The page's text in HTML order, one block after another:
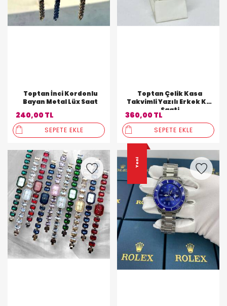
Toptan İnci Kordonlu
Bayan Metal Lüx Saat
240,00 TL
SEPETE EKLE
Toptan Çelik Kasa
Takvimli Yazılı Erkek Kol
Saati
360,00 TL
SEPETE EKLE
Yeni